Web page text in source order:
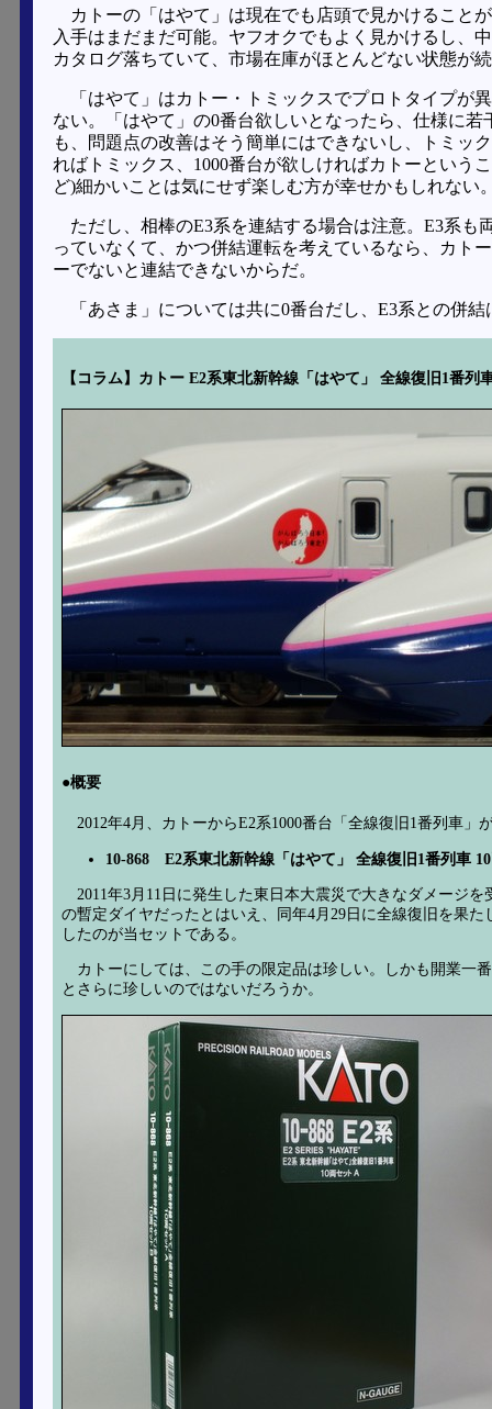
カトーの「はやて」は現在でも店頭で見かけること
入手はまだまだ可能。ヤフオクでもよく見かけるし、
カタログ落ちていて、市場在庫がほとんどない状態が
「はやて」はカトー・トミックスでプロトタイプ
ない。「はやて」の0番台欲しいとなったら、仕様に
も、問題点の改善はそう簡単にはできないし、トミッ
ればトミックス、1000番台が欲しければカトーという
ど)細かいことは気にせず楽しむ方が幸せかもしれない
ただし、相棒のE3系を連結する場合は注意。E3系
っていなくて、かつ併結運転を考えているなら、カト
ーでないと連結できないからだ。
「あさま」については共に0番台だし、E3系との併
【コラム】カトー E2系東北新幹線「はやて」 全線復旧1番列
●概要
2012年4月、カトーからE2系1000番台「全線復旧1番列車
10-868 E2系東北新幹線「はやて」 全線復旧1番列車
2011年3月11日に発生した東日本大震災で大きなダメージ
の暫定ダイヤだったとはいえ、同年4月29日に全線復旧を果
したのが当セットである。
カトーにしては、この手の限定品は珍しい。しかも開業一
とさらに珍しいのではないだろうか。